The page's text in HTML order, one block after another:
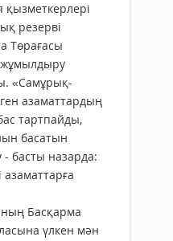
қызметкерлері
резерві
Төрағасы
«Самұрық-
азаматтардың
тартпайды,
басатын
басты назарда:
азаматтарға
Басқарма
үлкен мән